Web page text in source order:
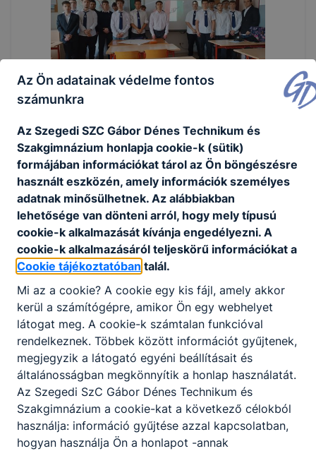
Az Ön adatainak védelme fontos
számunkra
Az Szegedi SZC Gábor Dénes Technikum és
Szakgimnázium honlapja cookie-k (sütik)
formájában információkat tárol az Ön böngészésre
használt eszközén, amely információk személyes
adatnak minősülhetnek. Az alábbiakban
lehetősége van dönteni arról, hogy mely típusú
cookie-k alkalmazását kívánja engedélyezni. A
cookie-k alkalmazásáról teljeskörű információkat a
Cookie tájékoztatóban talál.
Mi az a cookie? A cookie egy kis fájl, amely akkor
kerül a számítógépre, amikor Ön egy webhelyet
látogat meg. A cookie-k számtalan funkcióval
rendelkeznek. Többek között információt gyűjtenek,
megjegyzik a látogató egyéni beállításait és
általánosságban megkönnyítik a honlap használatát.
Az Szegedi SzC Gábor Dénes Technikum és
Szakgimnázium a cookie-kat a következő célokból
használja: információ gyűjtése azzal kapcsolatban,
hogyan használja Ön a honlapot -annak